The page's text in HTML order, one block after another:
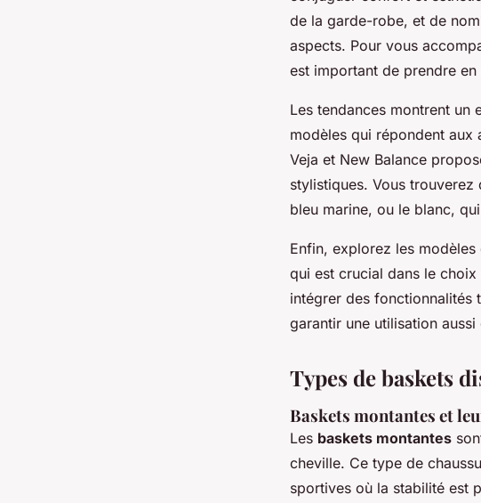
de la garde-robe, et de
aspects. Pour vous
est important de prendre
Les tendances montrent un
modèles qui répondent aux
Veja et New Balance
stylistiques. Vous
bleu marine, ou le blanc,
Enfin, explorez les
qui est crucial dans le
intégrer des fonctionnalités
garantir une utilisation
Types de baskets
Baskets montantes et
Les baskets montantes
cheville. Ce type de
sportives où la stabilité est